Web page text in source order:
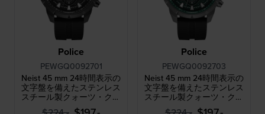
Police
PEWGQ0092701
Neist 45 mm 24時間表示の
文字盤を備えたステンレス
スチール製クォーツ・クロ
ノグラフ
Police
PEWGQ0092703
Neist 45 mm 24時間表示の
文字盤を備えたステンレス
スチール製クォーツ・クロ
ノグラフ